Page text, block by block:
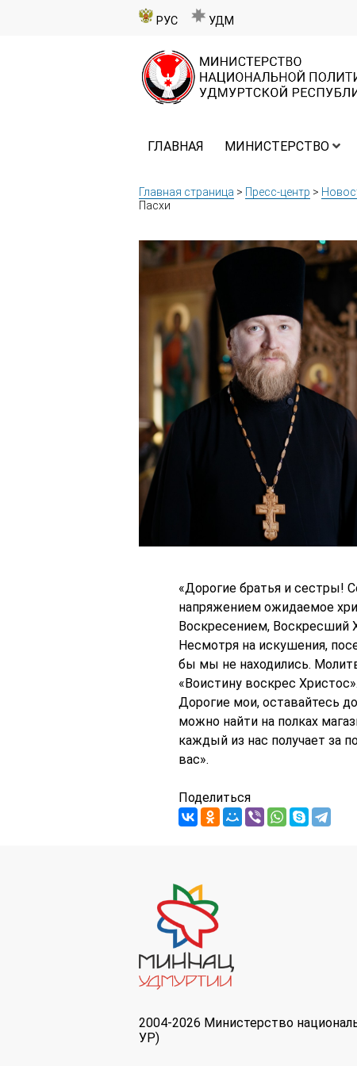
РУС УДМ
ГЛАВНАЯ МИНИСТЕРСТВО
Главная страница > Пресс-центр >
Пасхи
«Дорогие братья и сестры!
напряжением ожидаемое
Воскресением, Воскресший
Несмотря на искушения,
бы мы не находились.
«Воистину воскрес Христос».
Дорогие мои, оставайтесь
можно найти на полках
каждый из нас получает за
вас».
Поделиться
2004-2026 Министерство
УР)